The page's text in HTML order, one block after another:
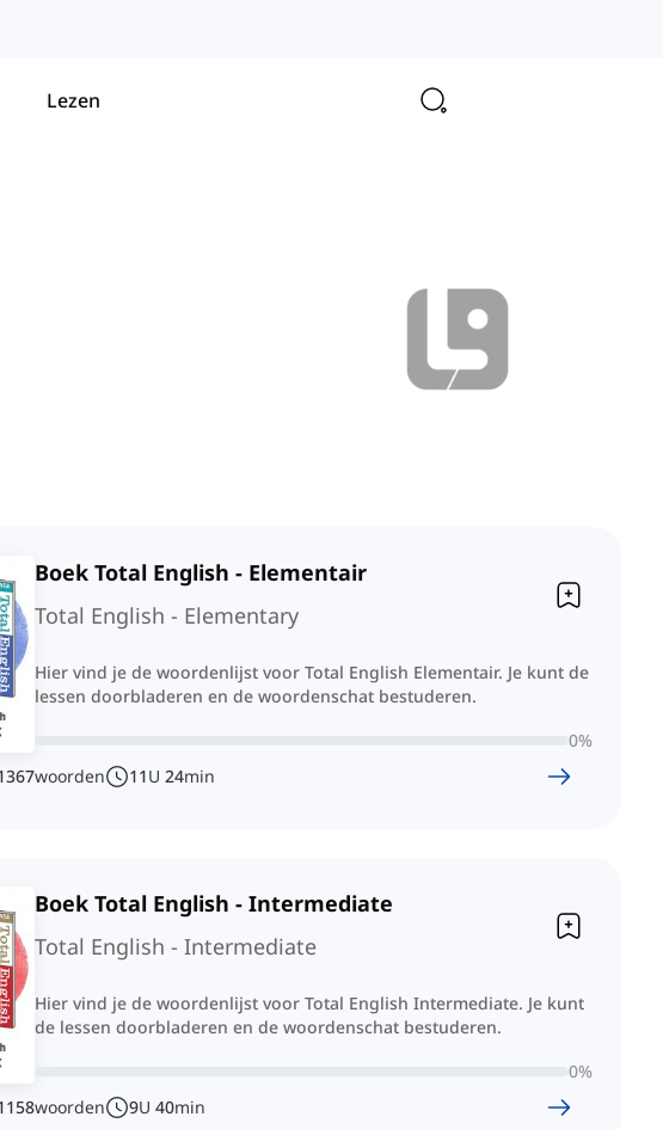
Lezen
Boek Total English - Elementair
Total English - Elementary
Hier vind je de woordenlijst voor Total English Elementair. Je kunt de
lessen doorbladeren en de woordenschat bestuderen.
0%
woorden 11U 24min
Boek Total English - Intermediate
Total English - Intermediate
Hier vind je de woordenlijst voor Total English Intermediate. Je kunt
de lessen doorbladeren en de woordenschat bestuderen.
0%
woorden 9U 40min